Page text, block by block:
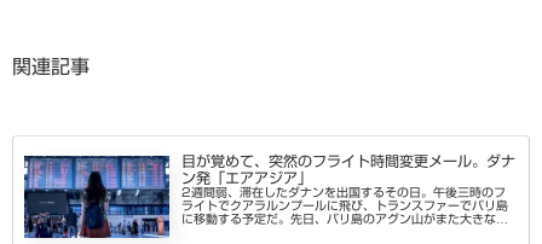
関連記事
目が覚めて、突然のフライト時間変更メール。ダナ
ン発「エアアジア」
2週間弱、滞在したダナンを出国するその日。午後三時のフ
ライトでクアラルンプールに飛び、トランスファーでバリ島
に移動する予定だ。先日、バリ島のアグン山がまた大きな噴